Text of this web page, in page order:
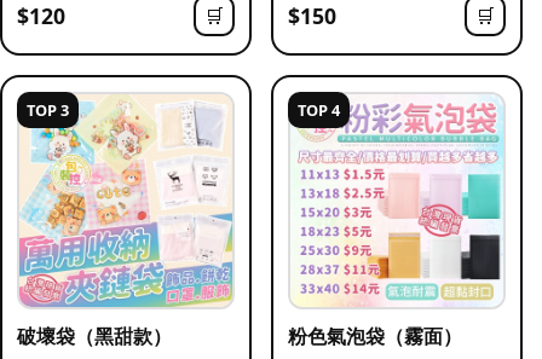
$120 🛒 $150 🛒
TOP 3
破壞袋（黑甜款）
TOP 4
粉色氣泡袋（霧面）